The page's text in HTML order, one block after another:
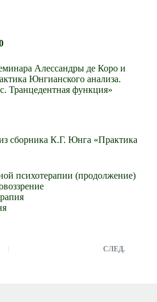
Алессандры де Коро и
Юнгианского анализа.
Транцедентная функция»
сборника К.Г. Юнга «Практика
психотерапии (продолжение)
СЛЕД.